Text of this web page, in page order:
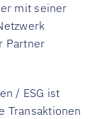
mit seiner
Partner
/ ESG ist
Transaktionen